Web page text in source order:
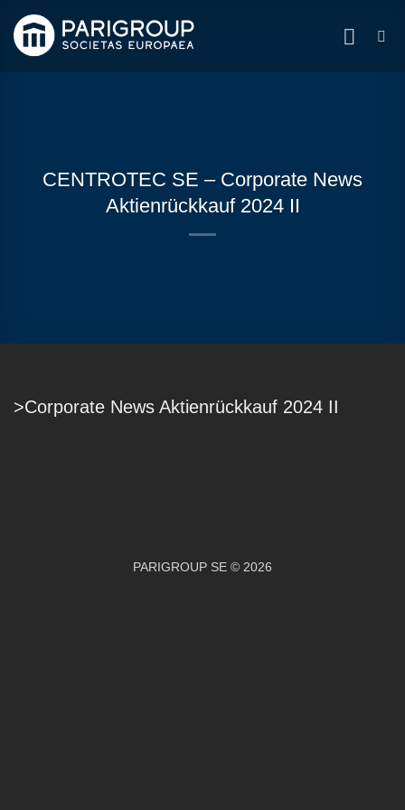
Inhalt
springen
CENTROTEC SE – Corporate News
Aktienrückkauf 2024 II
>Corporate News Aktienrückkauf 2024 II
PARIGROUP SE © 2026